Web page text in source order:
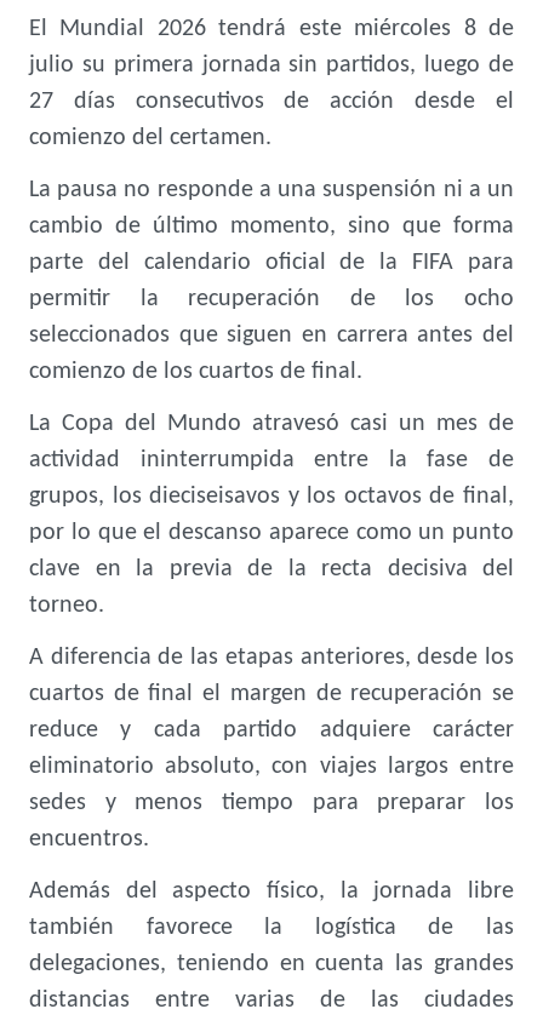
El Mundial 2026 tendrá este miércoles 8 de
julio su primera jornada sin partidos, luego de
27 días consecutivos de acción desde el
comienzo del certamen.
La pausa no responde a una suspensión ni a un
cambio de último momento, sino que forma
parte del calendario oficial de la FIFA para
permitir la recuperación de los ocho
seleccionados que siguen en carrera antes del
comienzo de los cuartos de final.
La Copa del Mundo atravesó casi un mes de
actividad ininterrumpida entre la fase de
grupos, los dieciseisavos y los octavos de final,
por lo que el descanso aparece como un punto
clave en la previa de la recta decisiva del
torneo.
A diferencia de las etapas anteriores, desde los
cuartos de final el margen de recuperación se
reduce y cada partido adquiere carácter
eliminatorio absoluto, con viajes largos entre
sedes y menos tiempo para preparar los
encuentros.
Además del aspecto físico, la jornada libre
también favorece la logística de las
delegaciones, teniendo en cuenta las grandes
distancias entre varias de las ciudades